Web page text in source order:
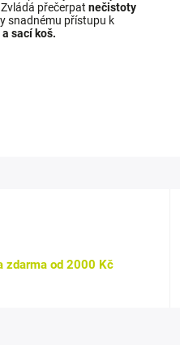
Zvládá přečerpatnečistoty
snadnému přístupu k
sací koš.
zdarma od 2000 Kč